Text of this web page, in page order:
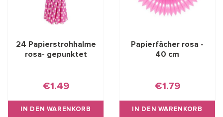
24 Papierstrohhalme
rosa- gepunktet
€1.49
IN DEN WARENKORB
Papierfächer rosa -
40 cm
€1.79
IN DEN WARENKORB